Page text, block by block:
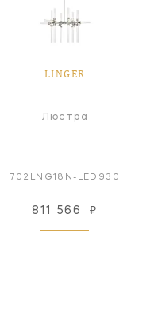
LINGER
Люстра
702LNG18N-LED930
811 566 ₽